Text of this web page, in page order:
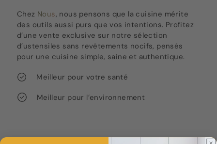
Chez Nous, nous pensons que la cuisine mérite
des outils aussi purs que vos intentions. Profitez
d’une vente exclusive sur notre sélection
d’ustensiles sans revêtements nocifs, pensés
pour une cuisine simple, saine et authentique.
Meilleur pour votre santé
Meilleur pour l’environnement